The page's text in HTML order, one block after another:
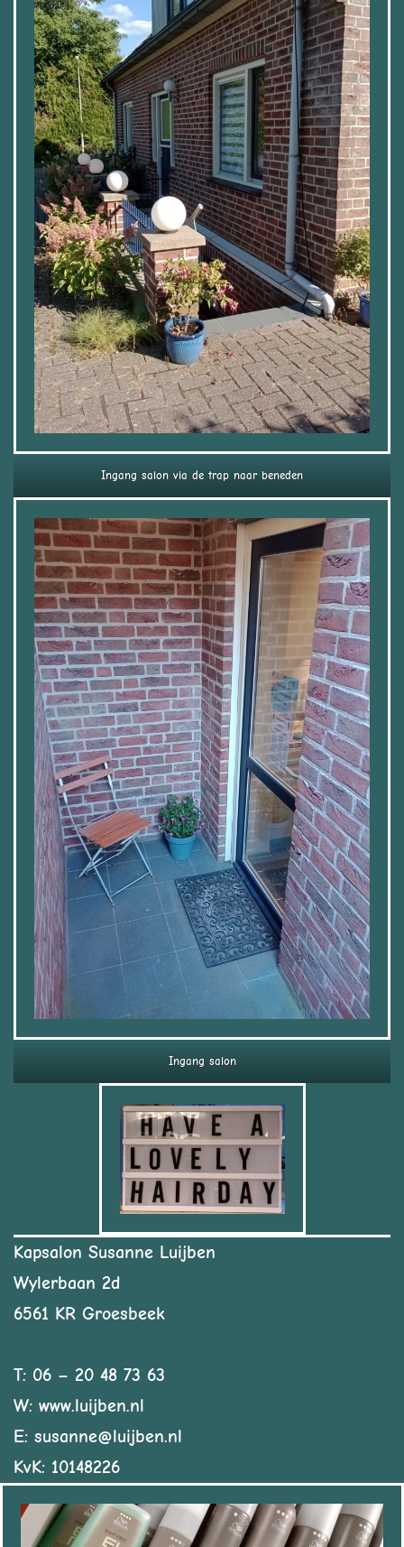
Ingang salon via de trap naar beneden
Ingang salon
Kapsalon Susanne Luijben
Wylerbaan 2d
6561 KR Groesbeek
T: 06 – 20 48 73 63
W: www.luijben.nl
E: susanne@luijben.nl
KvK: 10148226